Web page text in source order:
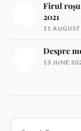
Firul
2021
11
Despre
13 JUNE